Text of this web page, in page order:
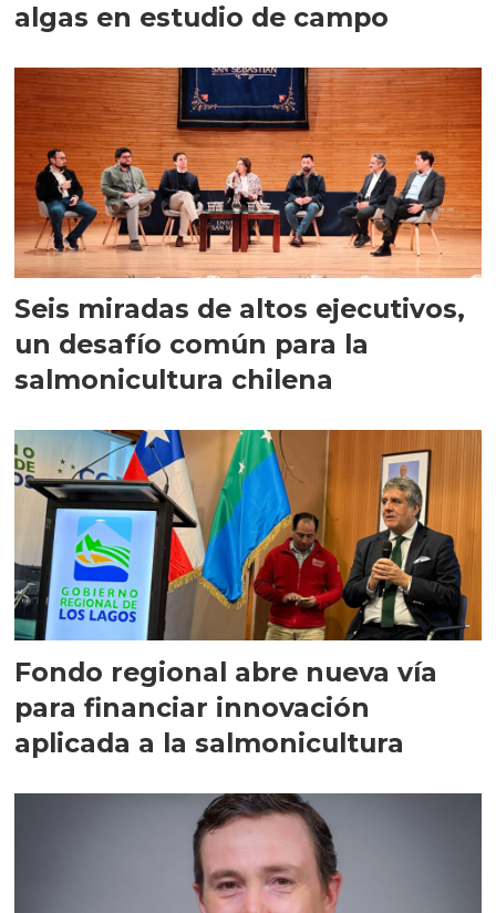
algas en estudio de campo
Seis miradas de altos ejecutivos,
un desafío común para la
salmonicultura chilena
Fondo regional abre nueva vía
para financiar innovación
aplicada a la salmonicultura